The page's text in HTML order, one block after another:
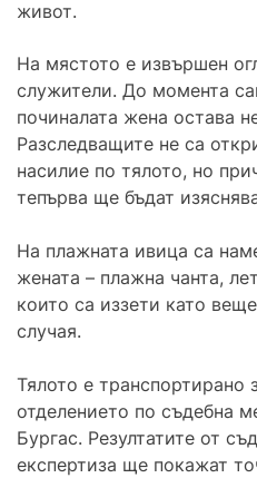
живот.
На мястото е извършен
служители. До момента
починалата жена остава
Разследващите не са
насилие по тялото, но
тепърва ще бъдат
На плажната ивица са
жената – плажна чанта,
които са иззети като
случая.
Тялото е транспортирано
отделението по съдебна
Бургас. Резултатите от
експертиза ще покажат